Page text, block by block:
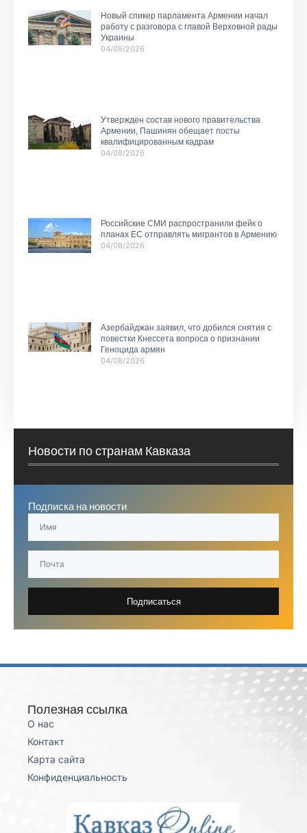
Новый спикер парламента Армении начал
работу с разговора с главой Верховной рады
Украины
04/08/2026
Утвержден состав нового правительства
Армении, Пашинян обещает посты
квалифицированным кадрам
04/08/2026
Российские СМИ распространили фейк о
планах ЕС отправлять мигрантов в Армению
04/08/2026
Азербайджан заявил, что добился снятия с
повестки Кнессета вопроса о признании
Геноцида армян
04/08/2026
Новости по странам Кавказа
Подписка на новости
Подписаться
Полезная ссылка
О нас
Контакт
Карта сайта
Конфиденциальность